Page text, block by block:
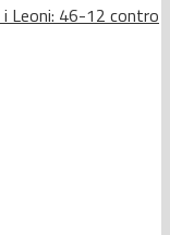
i Leoni: 46-12 contro